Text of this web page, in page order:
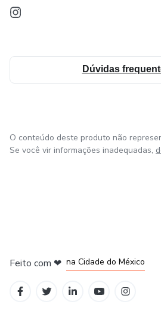
Dúvidas
O conteúdo deste produto não
Se você vir informações inadequadas,
Feito com ❤ na Cidade do México